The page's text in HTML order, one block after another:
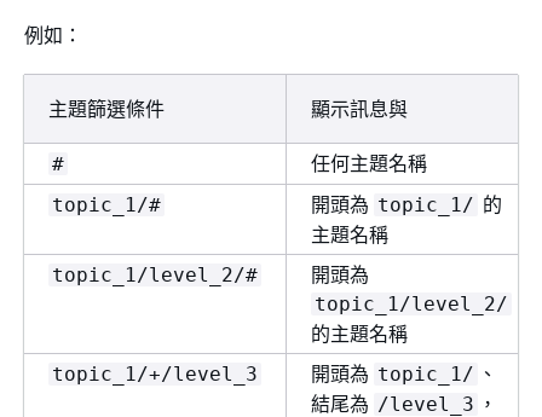
例如：
主題篩選條件 顯示訊息與
# 任何主題名稱
topic_1/# 開頭為 topic_1/ 的
主題名稱
topic_1/level_2/# 開頭為
topic_1/level_2/
的主題名稱
topic_1/+/level_3 開頭為 topic_1/ 、
結尾為 /level_3 ，